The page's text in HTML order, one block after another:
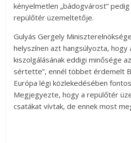
kényelmetlen „bádogvárost”
repülőtér üzemeltetője.
Gulyás Gergely
helyszínen azt hangsúlyozta, hogy
kiszolgálásának eddigi minősége
sértette”, ennél többet érdemelt
Európa légi közlekedésében
Megjegyezte, hogy a repülőtér
csatákat vívtak, de ennek most